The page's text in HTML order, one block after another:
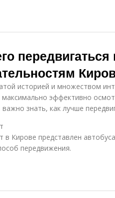
передвигаться
историей и множеством
эффективно
знать, как лучше
Кирове представлен
передвижения.